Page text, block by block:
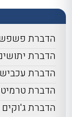
הדברת
הדברת
הדברת
הדברת
הדברת ג'וקים